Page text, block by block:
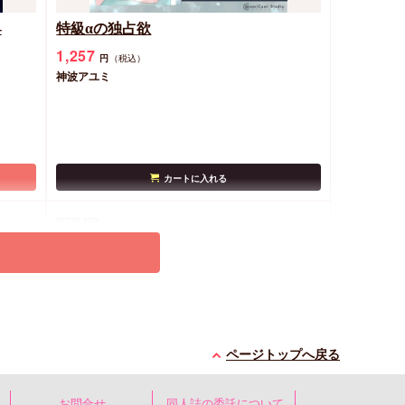
特級αの独占欲
1,257 円 （税込）
神波アユミ
カートに入れる
ページトップへ戻る